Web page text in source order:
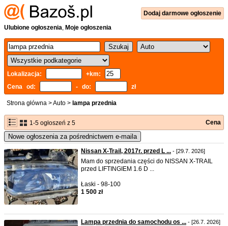
Dodaj darmowe ogłoszenie
Ulubione ogłoszenia, Moje ogłoszenia
Lokalizacja:
+km:
Cena od:
- do: zł
Strona główna >Auto > lampa przednia
1-5 ogłoszeń z 5 Cena
Nowe ogłoszenia za pośrednictwem e-maila
Nissan X-Trail, 2017r. przed L ... - [29.7. 2026]
Mam do sprzedania części do NISSAN X-TRAIL
przed LIFTINGIEM 1.6 D ...
Łaski - 98-100
1 500 zł
Lampa przednia do samochodu os ... - [26.7. 2026]